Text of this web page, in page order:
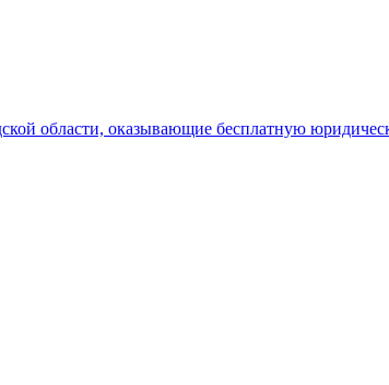
области, оказывающие бесплатную